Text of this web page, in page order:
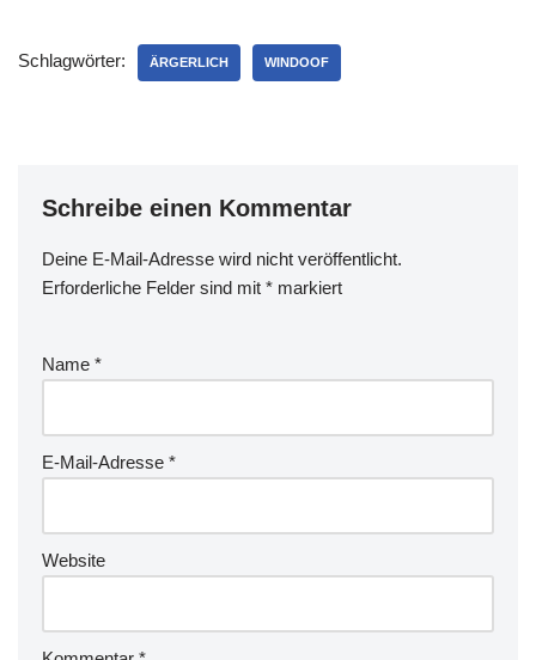
habe und bei dem die
Tastatur ohne…
Schlagwörter: ÄRGERLICH WINDOOF
Schreibe einen Kommentar
Deine E-Mail-Adresse wird nicht veröffentlicht.
Erforderliche Felder sind mit * markiert
Name *
E-Mail-Adresse *
Website